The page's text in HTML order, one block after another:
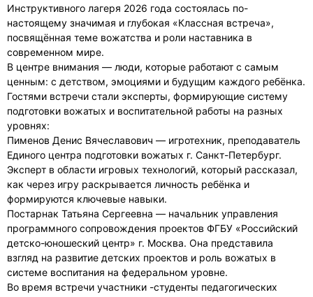
Инструктивного лагеря 2026 года состоялась по-
настоящему значимая и глубокая «Классная встреча»,
посвящённая теме вожатства и роли наставника в
современном мире.
В центре внимания — люди, которые работают с самым
ценным: с детством, эмоциями и будущим каждого ребёнка.
Гостями встречи стали эксперты, формирующие систему
подготовки вожатых и воспитательной работы на разных
уровнях:
Пименов Денис Вячеславович — игротехник, преподаватель
Единого центра подготовки вожатых г. Санкт-Петербург.
Эксперт в области игровых технологий, который рассказал,
как через игру раскрывается личность ребёнка и
формируются ключевые навыки.
Постарнак Татьяна Сергеевна — начальник управления
программного сопровождения проектов ФГБУ «Российский
детско-юношеский центр» г. Москва. Она представила
взгляд на развитие детских проектов и роль вожатых в
системе воспитания на федеральном уровне.
Во время встречи участники -студенты педагогических